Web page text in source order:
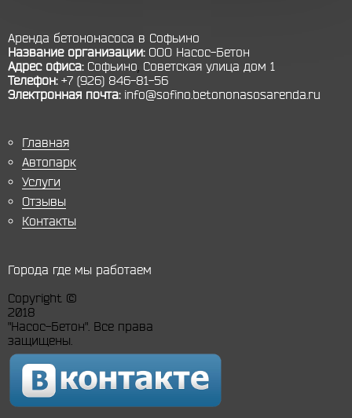
Аренда бетононасоса в Софьино
Название организации: ООО Насос-Бетон
Адрес офиса: Софьино Советская улица дом 1
Телефон: +7 (926) 846-81-56
Электронная почта: info@sofino.betononasosarenda.ru
Главная
Автопарк
Услуги
Отзывы
Контакты
Города где мы работаем
Copyright ©
2018
"Насос-Бетон". Все права
защищены.